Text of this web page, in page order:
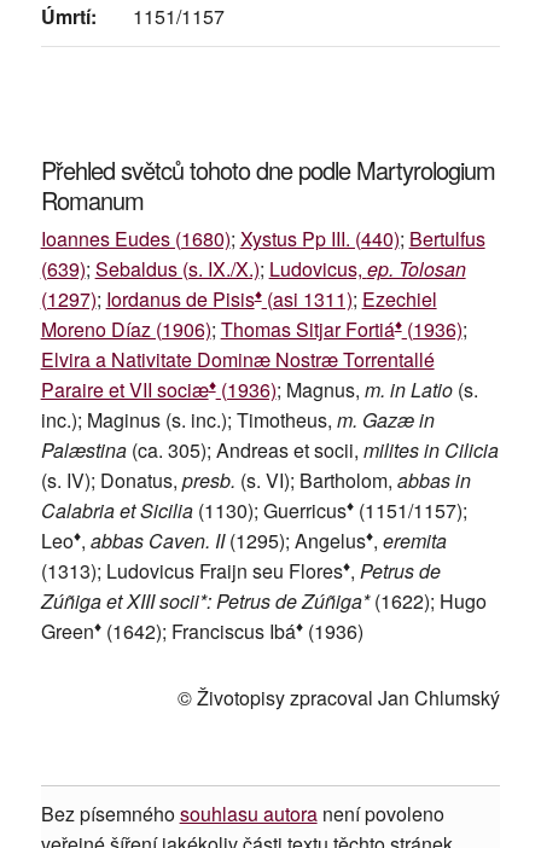
Úmrtí: 1151/1157
Přehled světců tohoto dne podle Martyrologium
Romanum
Ioannes Eudes (1680); Xystus Pp III. (440); Bertulfus
(639); Sebaldus (s. IX./X.); Ludovicus, ep. Tolosan
(1297); Iordanus de Pisis♦(asi 1311); Ezechiel
Moreno Díaz (1906); Thomas Sitjar Fortiá♦(1936);
Elvira a Nativitate Dominæ Nostræ Torrentallé
Paraire et VII sociæ♦(1936); Magnus, m. in Latio(s.
inc.); Maginus (s. inc.); Timotheus, m. Gazæ in
Palæstina(ca. 305); Andreas et socii, milites in Cilicia
(s. IV); Donatus, presb. (s. VI); Bartholom, abbas in
Calabria et Sicilia(1130); Guerricus♦(1151/1157);
Leo♦, abbas Caven. II(1295); Angelus♦, eremita
(1313); Ludovicus Fraijn seu Flores♦, Petrus de
Zúñiga et XIII socii*: Petrus de Zúñiga*(1622); Hugo
Green♦(1642); Franciscus Ibá♦(1936)
© Životopisy zpracoval Jan Chlumský
Bez písemnéhosouhlasu autoranení povoleno